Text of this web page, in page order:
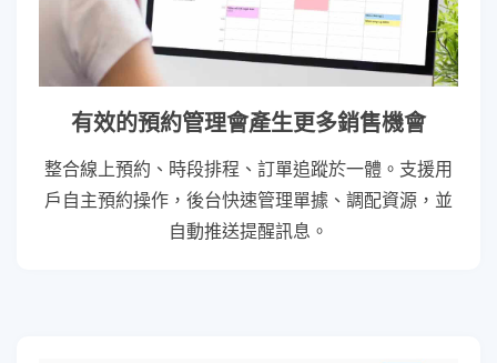
有效的預約管理會產生更多銷售機會
整合線上預約、時段排程、訂單追蹤於一體。支援用
戶自主預約操作，後台快速管理單據、調配資源，並
自動推送提醒訊息。